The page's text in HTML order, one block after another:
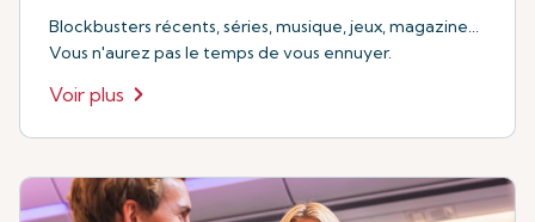
Blockbusters récents, séries, musique, jeux, magazine...
Vous n'aurez pas le temps de vous ennuyer.
Voir plus